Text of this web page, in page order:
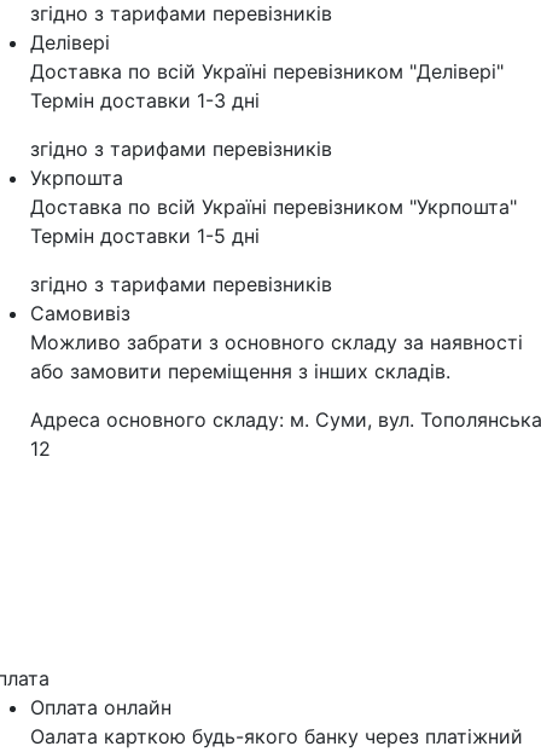
згідно з тарифами перевізників
Делівері
Доставка по всій Україні перевізником "Делівері"
Термін доставки 1-3 дні
згідно з тарифами перевізників
Укрпошта
Доставка по всій Україні перевізником "Укрпошта"
Термін доставки 1-5 дні
згідно з тарифами перевізників
Самовивіз
Можливо забрати з основного складу за наявності
або замовити переміщення з інших складів.
Адреса основного складу: м. Суми, вул.
12
Оплата онлайн
Оалата карткою будь-якого банку через платіжний